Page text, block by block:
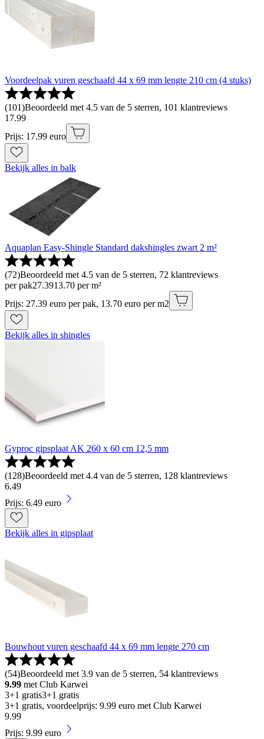
Voordeelpak vuren geschaafd 44 x 69 mm lengte 210 cm (4 stuks)
(101)Beoordeeld met 4.5 van de 5 sterren, 101 klantreviews
17.99
Prijs: 17.99 euro
Bekijk alles in balk
Aquaplan Easy-Shingle Standard dakshingles zwart 2 m²
(72)Beoordeeld met 4.5 van de 5 sterren, 72 klantreviews
per pak27.3913.70 per m²
Prijs: 27.39 euro per pak, 13.70 euro per m2
Bekijk alles in shingles
Gyproc gipsplaat AK 260 x 60 cm 12,5 mm
(128)Beoordeeld met 4.4 van de 5 sterren, 128 klantreviews
6.49
Prijs: 6.49 euro
Bekijk alles in gipsplaat
Bouwhout vuren geschaafd 44 x 69 mm lengte 270 cm
(54)Beoordeeld met 3.9 van de 5 sterren, 54 klantreviews
9.99 met Club Karwei
3+1 gratis3+1 gratis
3+1 gratis, voordeelprijs: 9.99 euro met Club Karwei
9.99
Prijs: 9.99 euro